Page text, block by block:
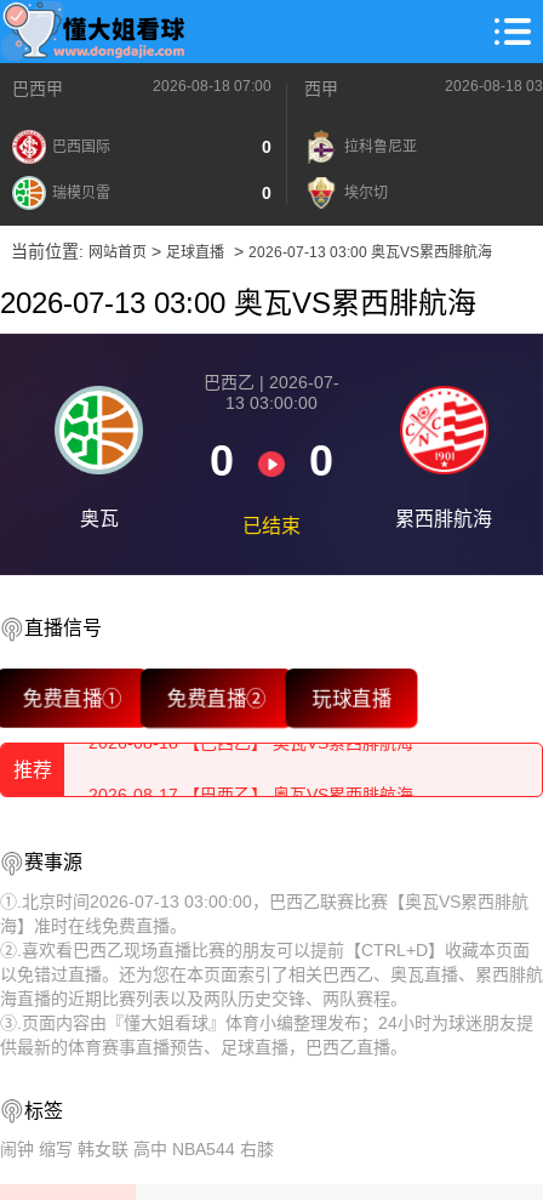
巴西甲 2026-08-18 07:00
巴西国际 0
瑞模贝雷 0
西甲 2026-08-18
拉科鲁尼亚
埃尔切
当前位置: 网站首页> 足球直播> 2026-07-13 03:00 奥瓦VS累西腓航海
2026-07-13 03:00 奥瓦VS累西腓航海
奥瓦
巴西乙 | 2026-07-
13 03:00:00
0 0
已结束 累西腓航海
直播信号
免费直播① 免费直播② 玩球直播
推荐
2026-08-18 【巴西乙】 奥瓦VS累西腓航海
2026-08-18 【巴西乙】 奥瓦VS累西腓航海
2026-08-17 【巴西乙】 奥瓦VS累西腓航海
2026-08-17 【巴西乙】 奥瓦VS累西腓航海
2026-08-17 【巴西乙】 奥瓦VS累西腓航海
2026-08-17 【巴西乙】 奥瓦VS累西腓航海
2026-08-17 【巴西乙】 奥瓦VS累西腓航海
2026-08-17 【巴西乙】 奥瓦VS累西腓航海
2026-08-17 【巴西乙】 奥瓦VS累西腓航海
赛事源
①.北京时间2026-07-13 03:00:00，巴西乙联赛比赛【奥瓦VS累西腓航
海】准时在线免费直播。
②.喜欢看巴西乙现场直播比赛的朋友可以提前【CTRL+D】收藏本页面
以免错过直播。还为您在本页面索引了相关巴西乙、奥瓦直播、累西腓航
海直播的近期比赛列表以及两队历史交锋、两队赛程。
③.页面内容由『懂大姐看球』体育小编整理发布；24小时为球迷朋友提
供最新的体育赛事直播预告、足球直播，巴西乙直播。
标签
闹钟 缩写 韩女联 高中 NBA544 右膝